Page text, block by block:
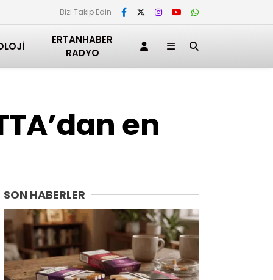
Bizi Takip Edin
ERTANHABER
RADYO
en
SON HABERLER